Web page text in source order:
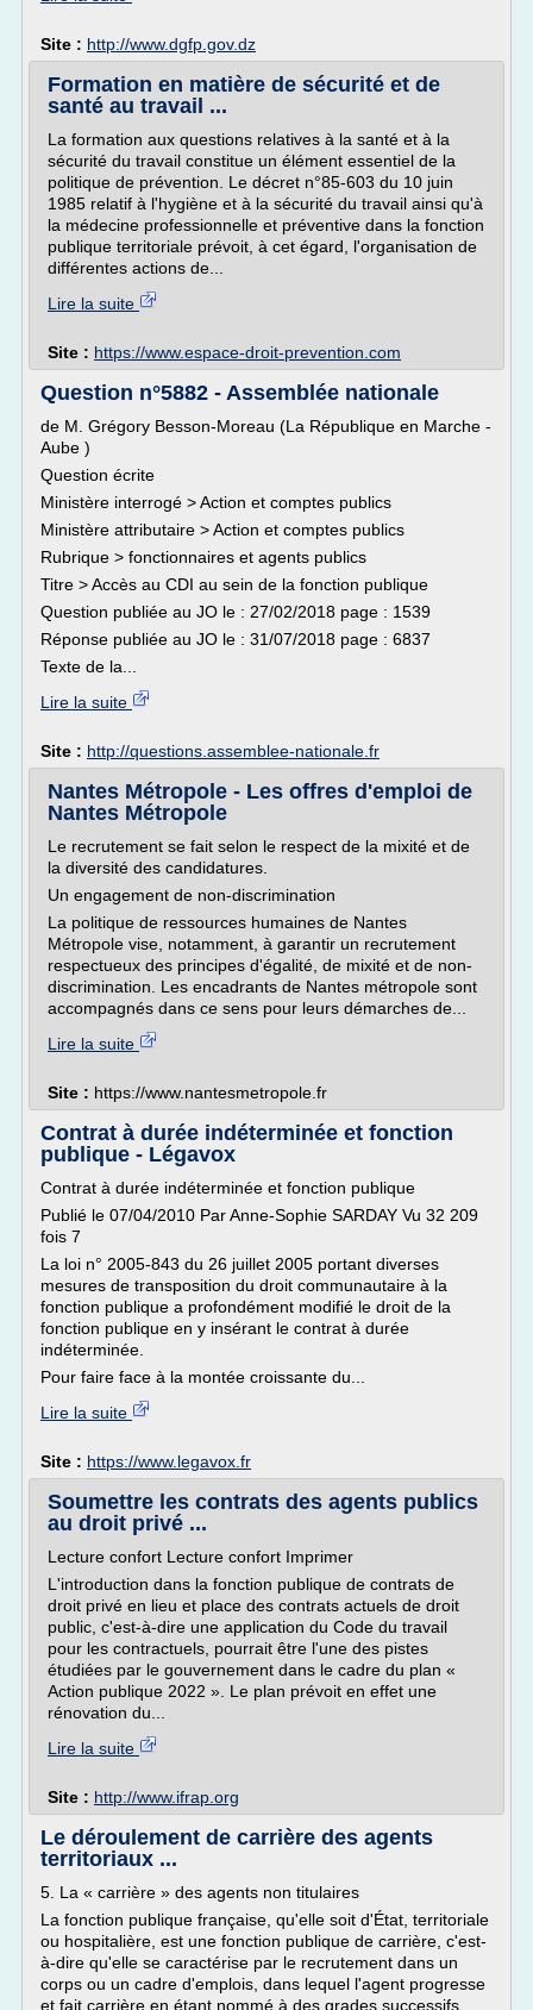
Site : http://www.dgfp.gov.dz
Formation en matière de sécurité et de
santé au travail ...
La formation aux questions relatives à la santé et à la
sécurité du travail constitue un élément essentiel de la
politique de prévention. Le décret n°85-603 du 10 juin
1985 relatif à l'hygiène et à la sécurité du travail ainsi qu'à
la médecine professionnelle et préventive dans la fonction
publique territoriale prévoit, à cet égard, l'organisation de
différentes actions de...
Lire la suite
Site : https://www.espace-droit-prevention.com
Question n°5882 - Assemblée nationale
de M. Grégory Besson-Moreau (La République en Marche -
Aube )
Question écrite
Ministère interrogé > Action et comptes publics
Ministère attributaire > Action et comptes publics
Rubrique > fonctionnaires et agents publics
Titre > Accès au CDI au sein de la fonction publique
Question publiée au JO le : 27/02/2018 page : 1539
Réponse publiée au JO le : 31/07/2018 page : 6837
Texte de la...
Lire la suite
Site : http://questions.assemblee-nationale.fr
Nantes Métropole - Les offres d'emploi de
Nantes Métropole
Le recrutement se fait selon le respect de la mixité et de
la diversité des candidatures.
Un engagement de non-discrimination
La politique de ressources humaines de Nantes
Métropole vise, notamment, à garantir un recrutement
respectueux des principes d'égalité, de mixité et de non-
discrimination. Les encadrants de Nantes métropole sont
accompagnés dans ce sens pour leurs démarches de...
Lire la suite
Site : https://www.nantesmetropole.fr
Contrat à durée indéterminée et fonction
publique - Légavox
Contrat à durée indéterminée et fonction publique
Publié le 07/04/2010 Par Anne-Sophie SARDAY Vu 32 209
fois 7
La loi n° 2005-843 du 26 juillet 2005 portant diverses
mesures de transposition du droit communautaire à la
fonction publique a profondément modifié le droit de la
fonction publique en y insérant le contrat à durée
indéterminée.
Pour faire face à la montée croissante du...
Lire la suite
Site : https://www.legavox.fr
Soumettre les contrats des agents publics
au droit privé ...
Lecture confort Lecture confort Imprimer
L'introduction dans la fonction publique de contrats de
droit privé en lieu et place des contrats actuels de droit
public, c'est-à-dire une application du Code du travail
pour les contractuels, pourrait être l'une des pistes
étudiées par le gouvernement dans le cadre du plan «
Action publique 2022 ». Le plan prévoit en effet une
rénovation du...
Lire la suite
Site : http://www.ifrap.org
Le déroulement de carrière des agents
territoriaux ...
5. La « carrière » des agents non titulaires
La fonction publique française, qu'elle soit d'État, territoriale
ou hospitalière, est une fonction publique de carrière, c'est-
à-dire qu'elle se caractérise par le recrutement dans un
corps ou un cadre d'emplois, dans lequel l'agent progresse
et fait carrière en étant nommé à des grades successifs,